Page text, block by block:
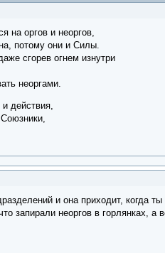
на оргов и неоргов,
потому они и Силы.
сгорев огнем изнутри
неоргами.
действия,
и она приходит, когда ты
запирали неоргов в горлянках, а